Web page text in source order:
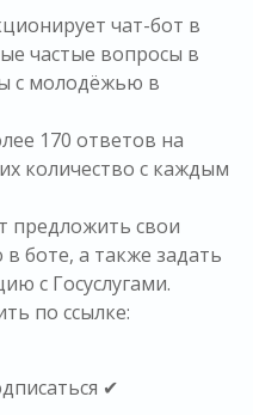
чат-бот в
частые вопросы в
с молодёжью в
170 ответов на
количество с каждым
свои
боте, а также задать
с Госуслугами.
по ссылке:
✔